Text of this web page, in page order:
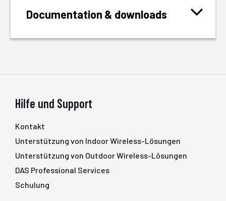
Documentation & downloads
Hilfe und Support
Kontakt
Unterstützung von Indoor Wireless-Lösungen
Unterstützung von Outdoor Wireless-Lösungen
DAS Professional Services
Schulung